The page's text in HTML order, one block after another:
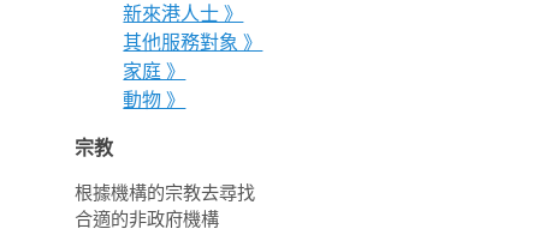
新來港人士 》
其他服務對象 》
家庭 》
動物 》
宗教
根據機構的宗教去尋找
合適的非政府機構